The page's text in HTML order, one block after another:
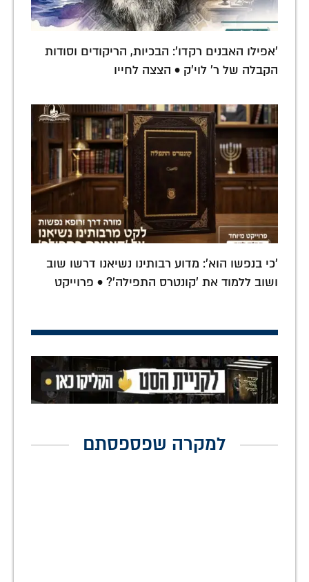
'אפילו האבנים רקדו': הבכיות, הריקודים וסודות
הקבלה של ר' לוי'ק • הצצה לחייו
'כי בנפשו הוא': מדוע רבותינו נשיאנו דרשו שוב
ושוב ללמוד את 'קונטרס התפילה'? • פרוייקט
למקרה שפספסתם